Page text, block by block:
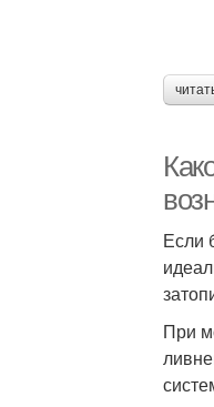
Если
При